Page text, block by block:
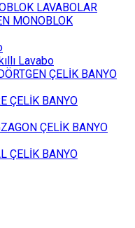
LAVABOLAR
MONOBLOK
Lavabo
ÇELİK BANYO
ÇELİK BANYO
ÇELİK BANYO
ÇELİK BANYO